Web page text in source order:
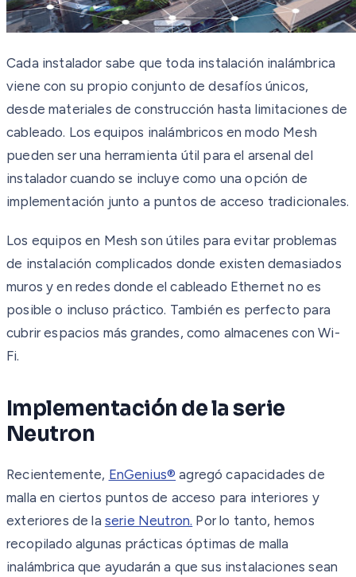
Cada instalador sabe que toda instalación inalámbrica
viene con su propio conjunto de desafíos únicos,
desde materiales de construcción hasta limitaciones de
cableado. Los equipos inalámbricos en modo Mesh
pueden ser una herramienta útil para el arsenal del
instalador cuando se incluye como una opción de
implementación junto a puntos de acceso tradicionales.
Los equipos en Mesh son útiles para evitar problemas
de instalación complicados donde existen demasiados
muros y en redes donde el cableado Ethernet no es
posible o incluso práctico. También es perfecto para
cubrir espacios más grandes, como almacenes con Wi-
Fi.
Implementación de la serie
Neutron
Recientemente, EnGenius® agregó capacidades de
malla en ciertos puntos de acceso para interiores y
exteriores de la serie Neutron. Por lo tanto, hemos
recopilado algunas prácticas óptimas de malla
inalámbrica que ayudarán a que sus instalaciones sean